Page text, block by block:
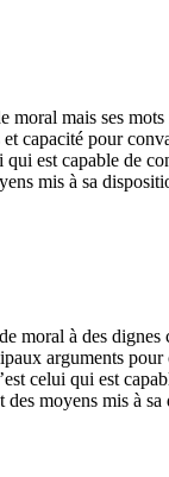
mais ses
pour
est capable de
mis à sa
moral à des dignes
arguments pour
celui qui est
moyens mis à